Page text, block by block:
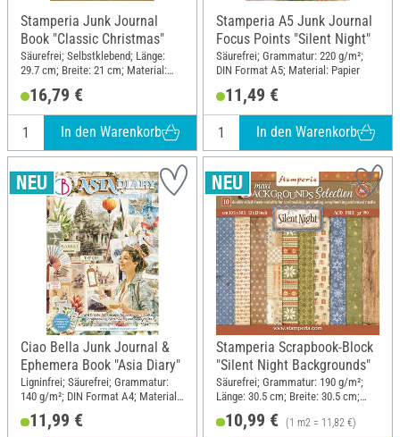
Stamperia Junk Journal
Book "Classic Christmas"
Säurefrei; Selbstklebend; Länge:
29.7 cm; Breite: 21 cm; Material:
16,79 €
In den Warenkorb
Stamperia A5 Junk Journal
Focus Points "Silent Night"
Säurefrei; Grammatur: 220 g/m²;
DIN Format A5; Material: Papier
11,49 €
In den Warenkorb
Ciao Bella Junk Journal &
Ephemera Book "Asia Diary"
Ligninfrei; Säurefrei; Grammatur:
140 g/m²; DIN Format A4; Material:
Papier
11,99 €
Stamperia Scrapbook-Block
"Silent Night Backgrounds"
Säurefrei; Grammatur: 190 g/m²;
Länge: 30.5 cm; Breite: 30.5 cm;
Material: Papier
10,99 € (1 m2 = 11,82 €)